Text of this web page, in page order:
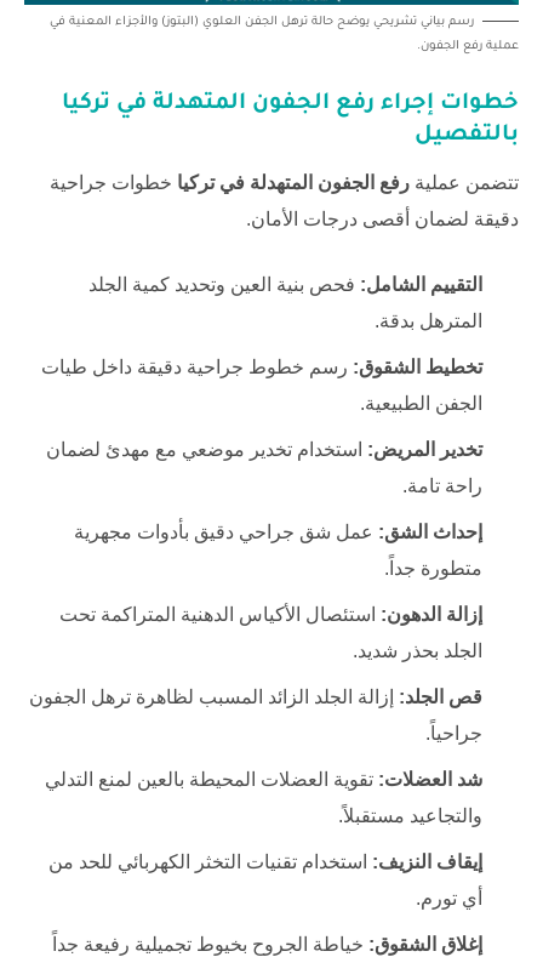
رسم بياني تشريحي يوضح حالة ترهل الجفن العلوي (البتوز) والأجزاء المعنية في
عملية رفع الجفون.
خطوات إجراء رفع الجفون المتهدلة في تركيا
بالتفصيل
تتضمن عملية رفع الجفون المتهدلة في تركيا خطوات جراحية
دقيقة لضمان أقصى درجات الأمان.
التقييم الشامل: فحص بنية العين وتحديد كمية الجلد
المترهل بدقة.
تخطيط الشقوق: رسم خطوط جراحية دقيقة داخل طيات
الجفن الطبيعية.
تخدير المريض: استخدام تخدير موضعي مع مهدئ لضمان
راحة تامة.
إحداث الشق: عمل شق جراحي دقيق بأدوات مجهرية
متطورة جداً.
إزالة الدهون: استئصال الأكياس الدهنية المتراكمة تحت
الجلد بحذر شديد.
قص الجلد: إزالة الجلد الزائد المسبب لظاهرة ترهل الجفون
جراحياً.
شد العضلات: تقوية العضلات المحيطة بالعين لمنع التدلي
والتجاعيد مستقبلاً.
إيقاف النزيف: استخدام تقنيات التخثر الكهربائي للحد من
أي تورم.
إغلاق الشقوق: خياطة الجروح بخيوط تجميلية رفيعة جداً